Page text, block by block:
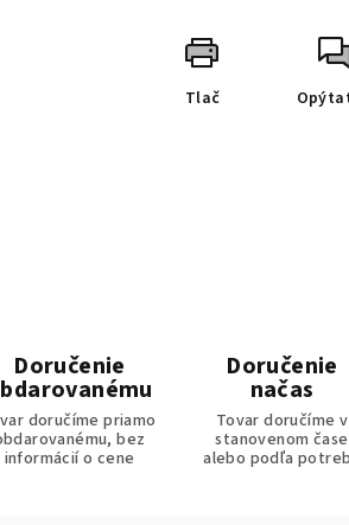
Tlač
Doručenie
doručíme priamo
bez
informácií o cene
Doručenie
načas
Tovar doručíme v
stanovenom čase
alebo podľa